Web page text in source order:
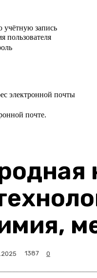
учётную запись
пользователя
электронной почты
почте.
1387 0